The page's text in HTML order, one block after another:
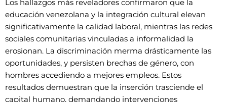
Los hallazgos más reveladores confirmaron que la
educación venezolana y la integración cultural elevan
significativamente la calidad laboral, mientras las redes
sociales comunitarias vinculadas a informalidad la
erosionan. La discriminación merma drásticamente las
oportunidades, y persisten brechas de género, con
hombres accediendo a mejores empleos. Estos
resultados demuestran que la inserción trasciende el
capital humano, demandando intervenciones